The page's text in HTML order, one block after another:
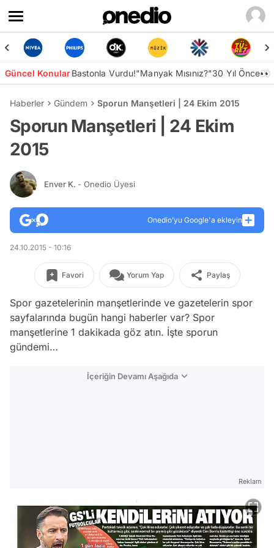
Güncel KonularBastonla Vurdu!"Manyak Mısınız?"30 Yıl Önce👀
Haberler Gündem Sporun Manşetleri | 24 Ekim 2015
Sporun Manşetleri | 24 Ekim
2015
Enver K. - Onedio Üyesi
Onedio’yu Google'a ekleyin
24.10.2015 - 10:16
Favori Yorum Yap Paylaş
Spor gazetelerinin manşetlerinde ve gazetelerin spor
sayfalarında bugün hangi haberler var? Spor
manşetlerine 1 dakikada göz atın. İşte sporun
gündemi…
İçeriğin Devamı Aşağıda
Reklam